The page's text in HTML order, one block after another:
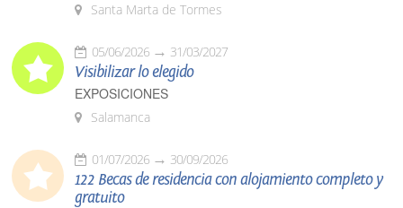
Santa Marta de Tormes
05/06/2026 31/03/2027
Visibilizar lo elegido
EXPOSICIONES
Salamanca
01/07/2026 30/09/2026
122 Becas de residencia con alojamiento completo y
gratuito